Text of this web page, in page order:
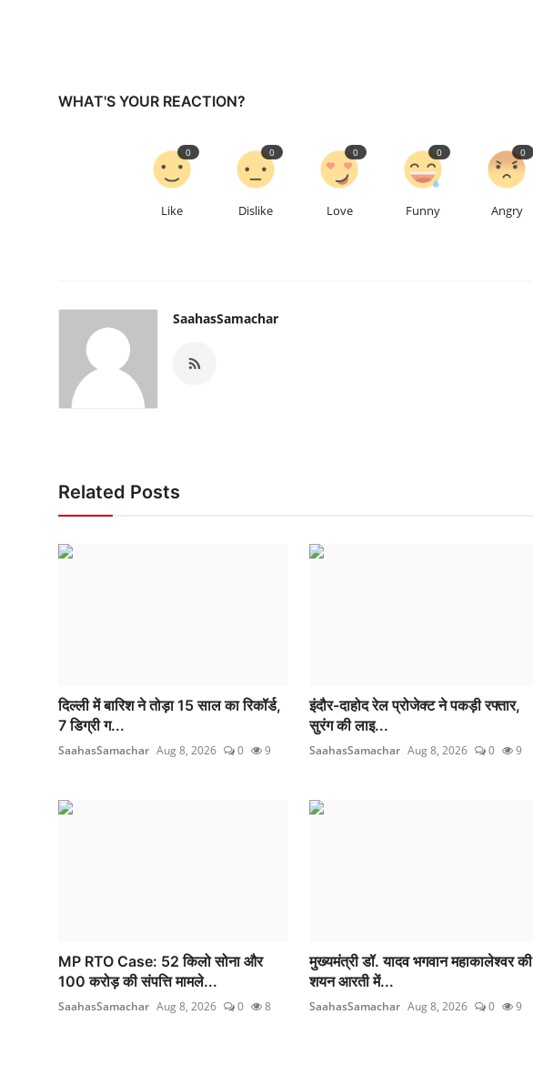
WHAT'S YOUR REACTION?
Like
0
Dislike
0
Love
0
Funny
0
Angry
0
SaahasSamachar
Related Posts
दिल्ली में बारिश ने तोड़ा 15 साल का रिकॉर्ड,
7 डिग्री ग...
SaahasSamachar Aug 8, 2026 0 9
इंदौर-दाहोद रेल प्रोजेक्ट ने पकड़ी रफ्तार,
सुरंग की लाइ...
SaahasSamachar Aug 8, 2026 0 9
MP RTO Case: 52 किलो सोना और
100 करोड़ की संपत्ति मामले...
SaahasSamachar Aug 8, 2026 0 8
मुख्यमंत्री डॉ. यादव भगवान महाकालेश्‍वर की
शयन आरती में...
SaahasSamachar Aug 8, 2026 0 9